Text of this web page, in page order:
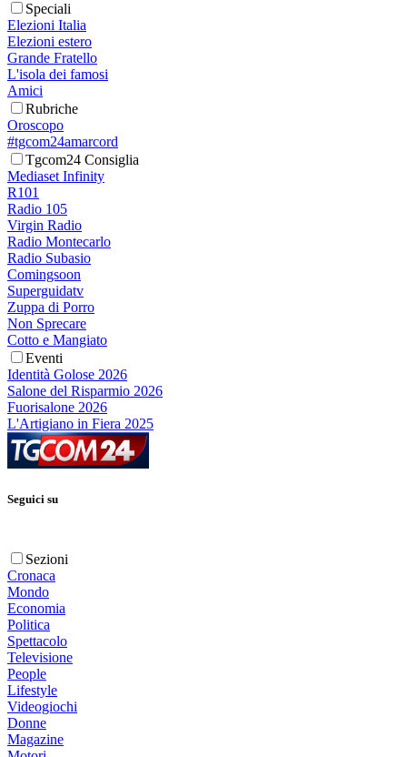
Speciali
Elezioni Italia
Elezioni estero
Grande Fratello
L'isola dei famosi
Amici
Rubriche
Oroscopo
#tgcom24amarcord
Tgcom24 Consiglia
Mediaset Infinity
R101
Radio 105
Virgin Radio
Radio Montecarlo
Radio Subasio
Comingsoon
Superguidatv
Zuppa di Porro
Non Sprecare
Cotto e Mangiato
Eventi
Identità Golose 2026
Salone del Risparmio 2026
Fuorisalone 2026
L'Artigiano in Fiera 2025
Seguici su
Sezioni
Cronaca
Mondo
Economia
Politica
Spettacolo
Televisione
People
Lifestyle
Videogiochi
Donne
Magazine